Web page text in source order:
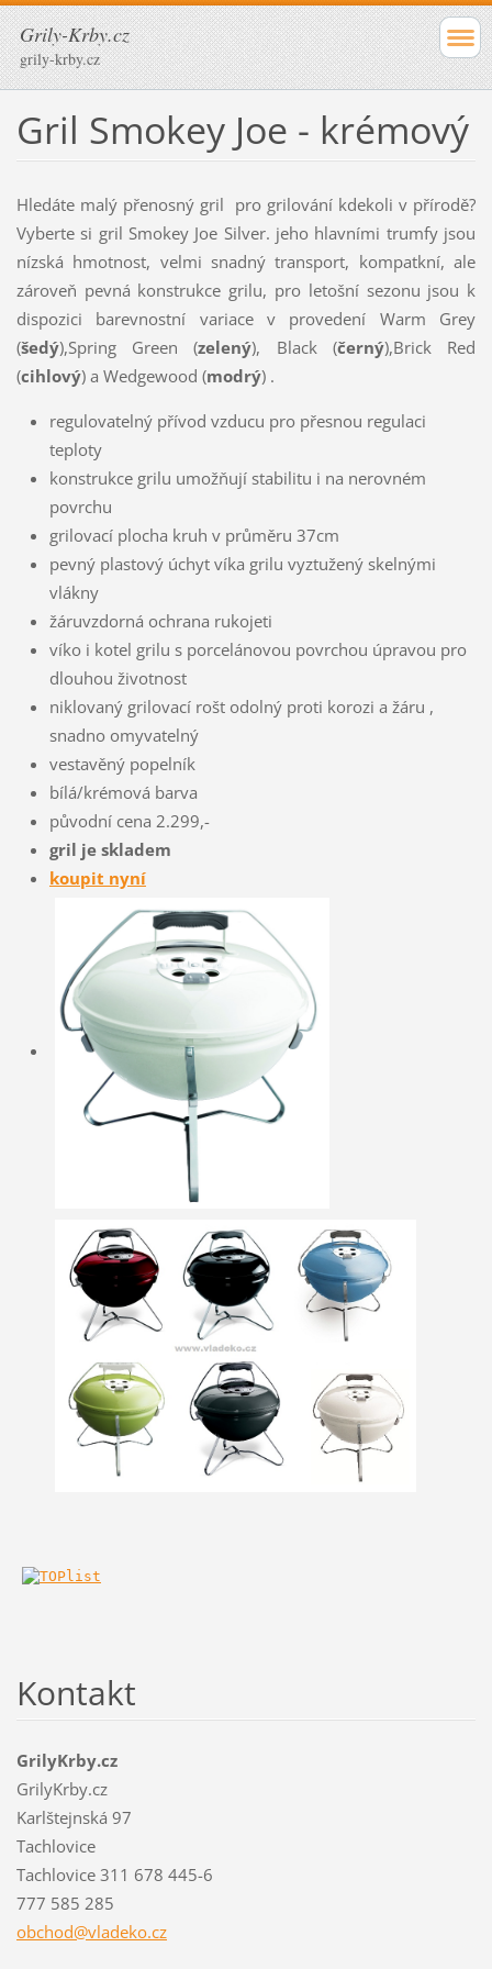
Grily-Krby.cz
grily-krby.cz
Gril Smokey Joe - krémový
Hledáte malý přenosný gril pro grilování kdekoli v přírodě?
Vyberte si gril Smokey Joe Silver. jeho hlavními trumfy jsou
nízská hmotnost, velmi snadný transport, kompatkní, ale
zároveň pevná konstrukce grilu, pro letošní sezonu jsou k
dispozici barevnostní variace v provedení Warm Grey
(šedý),Spring Green (zelený), Black (černý),Brick Red
(cihlový) a Wedgewood (modrý) .
regulovatelný přívod vzducu pro přesnou regulaci
teploty
konstrukce grilu umožňují stabilitu i na nerovném
povrchu
grilovací plocha kruh v průměru 37cm
pevný plastový úchyt víka grilu vyztužený skelnými
vlákny
žáruvzdorná ochrana rukojeti
víko i kotel grilu s porcelánovou povrchou úpravou pro
dlouhou životnost
niklovaný grilovací rošt odolný proti korozi a žáru ,
snadno omyvatelný
vestavěný popelník
bílá/krémová barva
původní cena 2.299,-
gril je skladem
koupit nyní
Kontakt
GrilyKrby.cz
GrilyKrby.cz
Karlštejnská 97
Tachlovice
Tachlovice 311 678 445-6
777 585 285
obchod@vladeko.cz